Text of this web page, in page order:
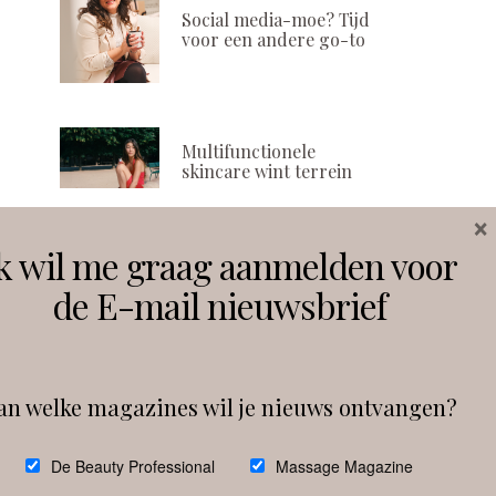
Social media-moe? Tijd
voor een andere go-to
Multifunctionele
skincare wint terrein
Volg ons
Follow on Instagram
wil me graag aanmelden voor
de E-mail nieuwsbrief
welke magazines wil je nieuws ontvangen?
De Beauty Professional Massage Magazine
×